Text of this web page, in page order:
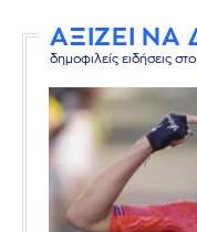
ΑΞΙΖΕΙ ΝΑ
δημοφιλείς ειδήσεις